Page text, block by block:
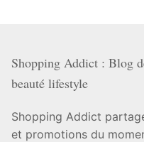
Shopping Addict : Blog
beauté lifestyle
Shopping Addict
et promotions du